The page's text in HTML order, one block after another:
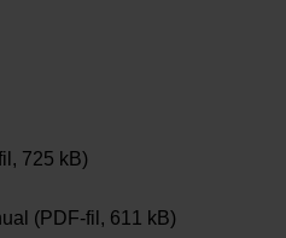
725 kB)
(PDF-fil, 611 kB)